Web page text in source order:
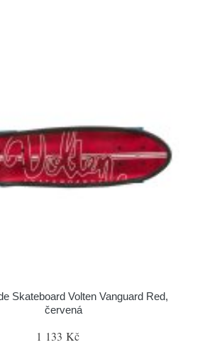
Skateboard Volten Vanguard Red,
červená
1 133 Kč